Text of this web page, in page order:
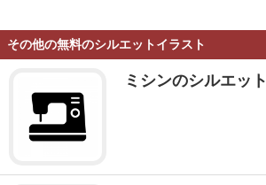
その他の無料のシルエットイラスト
ミシンのシルエット